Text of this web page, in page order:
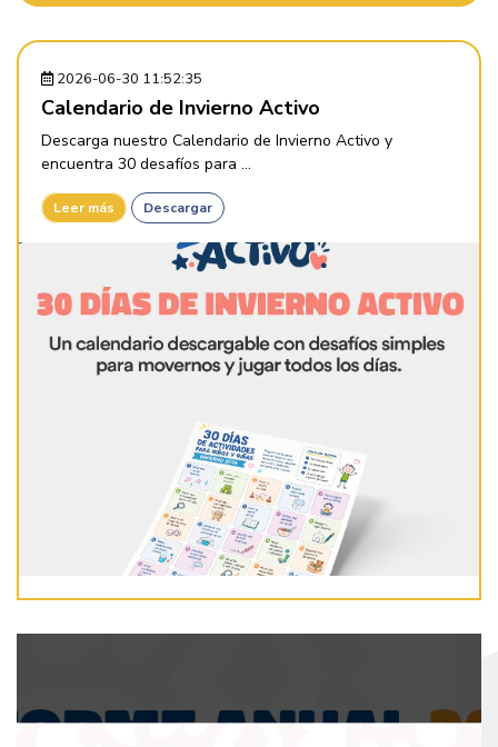
2026-06-30 11:52:35
Calendario de Invierno Activo
Descarga nuestro Calendario de Invierno Activo y
encuentra 30 desafíos para ...
Leer más Descargar